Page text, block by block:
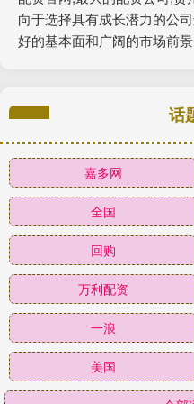
向于选择具有成长潜力的公
好的基本面和广阔的市场前景
话
嘉多网
全国
回购
万利配资
一浪
美国